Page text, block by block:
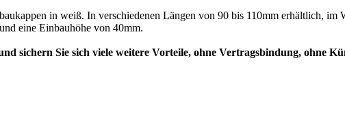
in weiß. In verschiedenen Längen von 90 bis 110mm erhältlich, im
eine Einbauhöhe von 40mm.
sichern Sie sich viele weitere Vorteile, ohne Vertragsbindung, ohne